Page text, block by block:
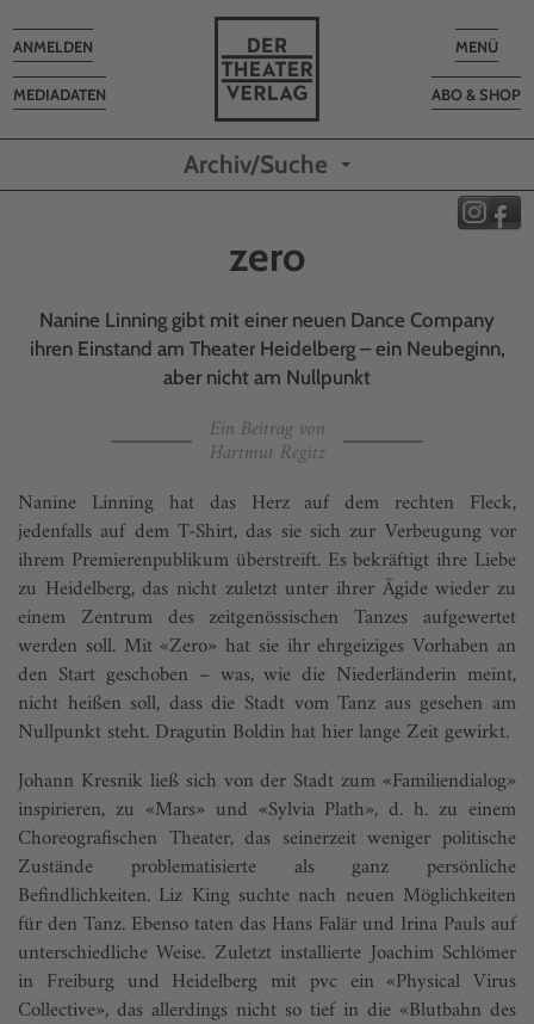
Toggle
MENÜ
ABO & SHOP
MEDIADATEN
Toggle
navigation
ANMELDEN
Archiv/Suche
zero
Nanine Linning gibt mit einer neuen Dance Company
ihren Einstand am Theater Heidelberg – ein Neubeginn,
aber nicht am Nullpunkt
Ein Beitrag von
Hartmut Regitz
Nanine Linning hat das Herz auf dem rechten Fleck,
jedenfalls auf dem T-Shirt, das sie sich zur Verbeugung vor
ihrem Premierenpublikum überstreift. Es bekräftigt ihre Liebe
zu Heidelberg, das nicht zuletzt unter ihrer Ägide wieder zu
einem Zentrum des zeitgenössischen Tanzes aufgewertet
werden soll. Mit «Zero» hat sie ihr ehrgeiziges Vorhaben an
den Start geschoben – was, wie die Niederländerin meint,
nicht heißen soll, dass die Stadt vom Tanz aus gesehen am
Nullpunkt steht. Dragutin Boldin hat hier lange Zeit gewirkt.
Johann Kresnik ließ sich von der Stadt zum «Familiendialog»
inspirieren, zu «Mars» und «Sylvia Plath», d. h. zu einem
Choreografischen Theater, das seinerzeit weniger politische
Zustände problematisierte als ganz persönliche
Befindlichkeiten. Liz King suchte nach neuen Möglichkeiten
für den Tanz. Ebenso taten das Hans Falär und Irina Pauls auf
unterschiedliche Weise. Zuletzt installierte Joachim Schlömer
in Freiburg und Heidelberg mit pvc ein «Physical Virus
Collective», das allerdings nicht so tief in die «Blutbahn des